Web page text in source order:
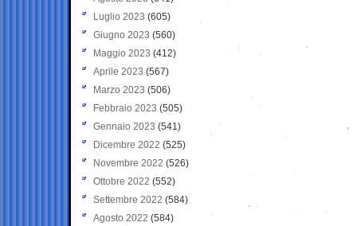
Luglio 2023 (605)
Giugno 2023 (560)
Maggio 2023 (412)
Aprile 2023 (567)
Marzo 2023 (506)
Febbraio 2023 (505)
Gennaio 2023 (541)
Dicembre 2022 (525)
Novembre 2022 (526)
Ottobre 2022 (552)
Settembre 2022 (584)
Agosto 2022 (584)